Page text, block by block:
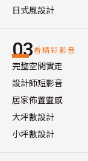
日式風設計
03看精彩影音
完整空間實走
設計師短影音
居家佈置靈感
大坪數設計
小坪數設計